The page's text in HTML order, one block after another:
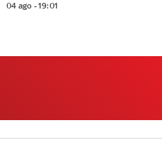
04 ago - 19:01